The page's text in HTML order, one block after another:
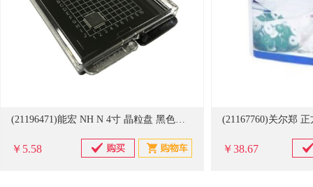
(21196471)能宏 NH N 4寸 晶粒盘 黑色长效 NH40-453*413-14 500个起订 芯片盒(单位：个)
￥5.58 ￥38.67